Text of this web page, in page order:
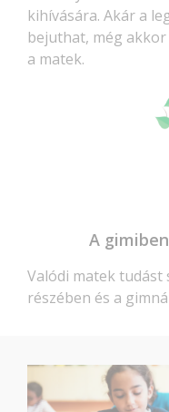
kihívására. Akár a
bejuthat, még
a matek.
A
Valódi matek tudást
részében és a